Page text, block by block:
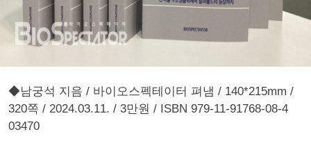
◆남궁석 지음 / 바이오스펙테이터 펴냄 / 140*215mm /
320쪽 / 2024.03.11. / 3만원 / ISBN 979-11-91768-08-4
03470